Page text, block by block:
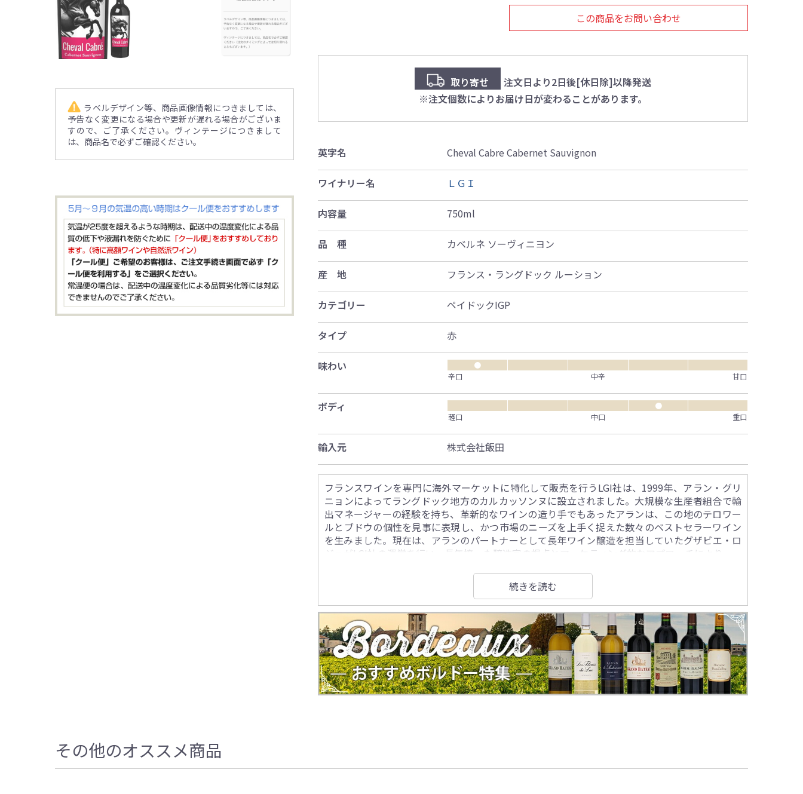
ラベルデザイン等、商品画像情報につきましては、
予告なく変更になる場合や更新が遅れる場合がございま
すので、ご了承ください。ヴィンテージにつきまして
は、商品名で必ずご確認ください。
この商品をお問い合わせ
取り寄せ
注文日より2日後[休日除]以降発送
※注文個数によりお届け日が変わることがあります。
英字名 Cheval Cabre Cabernet Sauvignon
ワイナリー名 ＬＧＩ
内容量 750ml
品 種 カベルネ ソーヴィニヨン
産 地 フランス・ラングドック ルーション
カテゴリー ペイドックIGP
タイプ 赤
味わい
●
辛口
中辛 甘口
ボディ
●
軽口
中口 重口
輸入元 株式会社飯田
フランスワインを専門に海外マーケットに特化して販売を行うLGI社は、1999年、アラン・グリ
ニョンによってラングドック地方のカルカッソンヌに設立されました。大規模な生産者組合で輸
出マネージャーの経験を持ち、革新的なワインの造り手でもあったアランは、この地のテロワー
ルとブドウの個性を見事に表現し、かつ市場のニーズを上手く捉えた数々のベストセラーワイン
を生みました。現在は、アランのパートナーとして長年ワイン醸造を担当していたグザビエ・ロ
ジェがLGI社の運営を行い、長年培った醸造家の視点とマーケティング的なアプローチにより、一
続きを読む
その他のオススメ商品